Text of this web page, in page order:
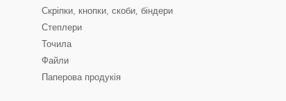
Скріпки, кнопки, скоби, біндери
Степлери
Точила
Файли
Паперова продукія